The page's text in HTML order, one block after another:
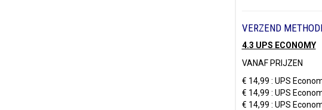
VERZEND
4.3 UPS ECONOMY
VANAF PRIJZEN
€ 14,99 : UPS
€ 14,99 : UPS
€ 14,99 : UPS